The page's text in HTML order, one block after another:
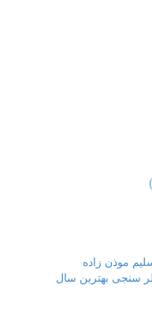
موذن زاده